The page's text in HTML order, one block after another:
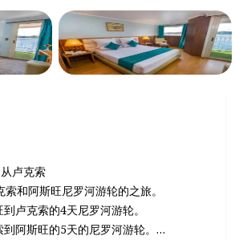
卢克索
和阿斯旺尼罗河游轮的之旅。
卢克索的4天尼罗河游轮。
阿斯旺的5天的尼罗河游轮。